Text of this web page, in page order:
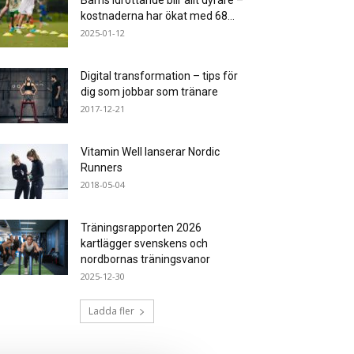
kostnaderna har ökat med 68...
2025-01-12
Digital transformation – tips för
dig som jobbar som tränare
2017-12-21
Vitamin Well lanserar Nordic
Runners
2018-05-04
Träningsrapporten 2026
kartlägger svenskens och
nordbornas träningsvanor
2025-12-30
Ladda fler